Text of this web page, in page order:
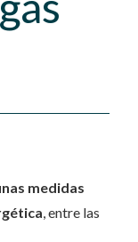
medidas
, entre las